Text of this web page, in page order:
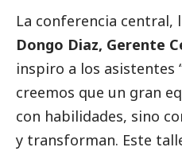
La conferencia central,
Dongo Diaz, Gerente
inspiro a los asistentes
creemos que un gran
con habilidades, sino
y transforman. Este